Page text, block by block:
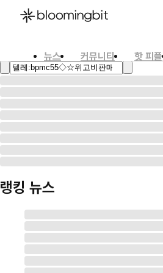
뉴스 커뮤니티 핫 피플
한국어
English
日本語
랭킹 뉴스